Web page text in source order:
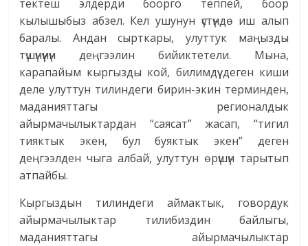
тектеш элдерди боорго теппей, боор
кылышыбыз абзел. Кел ушунун үстүндө иш алып
баралы. Андан сырткары, улуттук маңызды
түшүнүүнүн деңгээлин бийиктетели. Мына,
карапайым кыргызды кой, билимдүү деген киши
деле улуттун тилиндеги бирин-экин терминден,
маданияттагы регионалдык
айырмачылыктардан “саясат” жасап, “тигил
тияктык экен, бул буяктык экен” деген
деңгээлден чыга албай, улуттун өрүшүн тарытып
атпайбы.
Кыргыздын тилиндеги аймактык, говордук
айырмачылыктар тилибиздин байлыгы,
маданияттагы айырмачылыктар